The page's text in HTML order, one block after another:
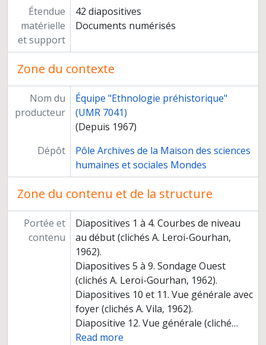
Grottes du "Perthuis" et du "Grenier" à Saint-Romain (Côte-d'Or)
Hypogée des "Mournouards" à Mesnil-sur-Oger (Marne)
Enceinte préhistorique à Champs (Yonne)
Cimetière mérovingien d'Escolives (Yonne, 1962)
Sauvetage du cimetière mérovingien et carolingien de "Brienne" à Nitry (Yonne)
Sauvetage d'une enceinte préhistorique à Monéteau-Gurgy (Yonne)
Sondage du site "Les Bosquets" à Montfermeil (Seine-Saint-Denis)
Chantier archéologique de Pincevent (commune de La Grande Paroisse, Seine-et-Marne)
Sauvetage d'un gisement tardenoisien à Sonchamp (Yvelines)
Ramassages de surface sur le site de "Moque panier" à Ville-Saint-Jacques (Seine-et-Marne)
Prospections en Seine-et-Marne
Participation d'André Leroi-Gourhan à des chantiers archéologiques
Négatifs relatifs à différents chantiers
Photothèque
Programmes de recherche
Enseignement
Cahiers du Centre de recherches préhistoriques
Étendue
matérielle
et support
42 diapositives
Documents numérisés
Zone du contexte
Nom du
producteur
Équipe "Ethnologie préhistorique"
(UMR 7041)
(Depuis 1967)
Dépôt
Pôle Archives de la Maison des sciences
humaines et sociales Mondes
Zone du contenu et de la structure
Portée et
contenu
Diapositives 1 à 4. Courbes de niveau
au début (clichés A. Leroi-Gourhan,
1962).
Diapositives 5 à 9. Sondage Ouest
(clichés A. Leroi-Gourhan, 1962).
Diapositives 10 et 11. Vue générale avec
foyer (clichés A. Vila, 1962).
Diapositive 12. Vue générale (cliché…
Read more